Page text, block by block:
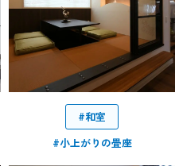
#和室
#小上がりの畳座